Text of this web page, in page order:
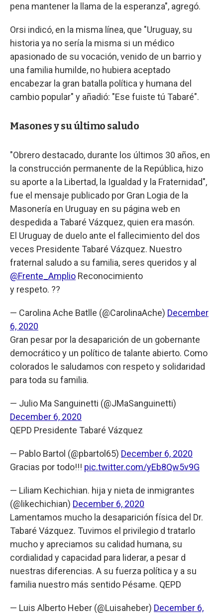
pena mantener la llama de la esperanza", agregó.
Orsi indicó, en la misma línea, que "Uruguay, su
historia ya no sería la misma si un médico
apasionado de su vocación, venido de un barrio y
una familia humilde, no hubiera aceptado
encabezar la gran batalla política y humana del
cambio popular" y añadió: "Ese fuiste tú Tabaré".
Masones y su último saludo
"Obrero destacado, durante los últimos 30 años, en
la construcción permanente de la República, hizo
su aporte a la Libertad, la Igualdad y la Fraternidad",
fue el mensaje publicado por Gran Logia de la
Masonería en Uruguay en su página web en
despedida a Tabaré Vázquez, quien era masón.
El Uruguay de duelo ante el fallecimiento del dos
veces Presidente Tabaré Vázquez. Nuestro
fraternal saludo a su familia, seres queridos y al
@Frente_Amplio Reconocimiento
y respeto. ??
— Carolina Ache Batlle (@CarolinaAche) December
6, 2020
Gran pesar por la desaparición de un gobernante
democrático y un político de talante abierto. Como
colorados le saludamos con respeto y solidaridad
para toda su familia.
— Julio Ma Sanguinetti (@JMaSanguinetti)
December 6, 2020
QEPD Presidente Tabaré Vázquez
— Pablo Bartol (@pbartol65) December 6, 2020
Gracias por todo!!! pic.twitter.com/yEb8Qw5v9G
— Liliam Kechichian. hija y nieta de inmigrantes
(@likechichian) December 6, 2020
Lamentamos mucho la desaparición física del Dr.
Tabaré Vázquez. Tuvimos el privilegio d tratarlo
mucho y apreciamos su calidad humana, su
cordialidad y capacidad para liderar, a pesar d
nuestras diferencias. A su fuerza política y a su
familia nuestro más sentido Pésame. QEPD
— Luis Alberto Heber (@Luisaheber) December 6,